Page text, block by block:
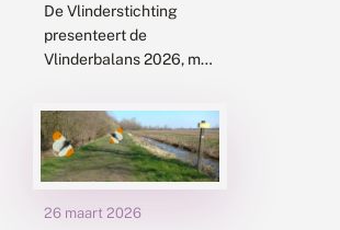
Vlinderbalans 2026
verschenen
De Vlinderstichting
presenteert de
Vlinderbalans 2026, met
trends van dagvlinders,
libellen, nachtvlinders
en hommels. De cijfers
laten opnieuw zien dat
het niet...
26 maart 2026